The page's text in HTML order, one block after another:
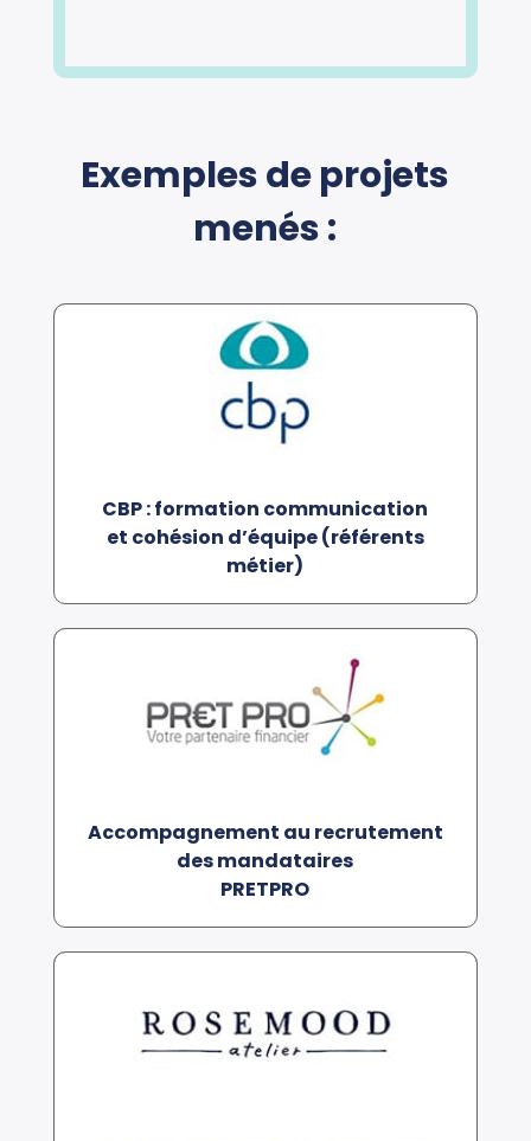
Exemples de projets
menés :
CBP : formation communication
et cohésion d’équipe (référents
métier)
Accompagnement au recrutement
des mandataires
PRETPRO